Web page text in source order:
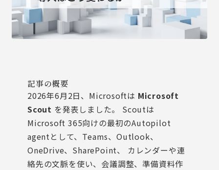
記事の概要
2026年6月2日、Microsoftは Microsoft
Scout を発表しました。 Scoutは
Microsoft 365向けの最初のAutopilot
agentとして、Teams、Outlook、
OneDrive、SharePoint、 カレンダーや連
絡先の文脈を使い、会議調整、準備資料作